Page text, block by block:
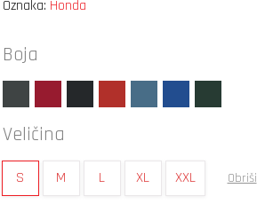
Oznaka: Honda
Boja
Veličina
S M L XL XXL Obriši